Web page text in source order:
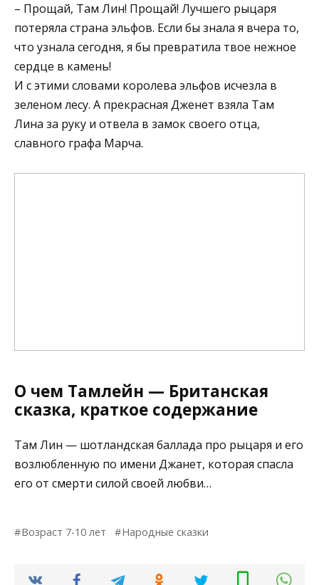
– Прощай, Там Лин! Прощай! Лучшего рыцаря
потеряла страна эльфов. Если бы знала я вчера то,
что узнала сегодня, я бы превратила твое нежное
сердце в камень!
И с этими словами королева эльфов исчезла в
зеленом лесу. А прекрасная Дженет взяла Там
Лина за руку и отвела в замок своего отца,
славного графа Марча.
О чем Тамлейн — Британская
сказка, краткое содержание
Там Лин — шотландская баллада про рыцаря и его
возлюбленную по имени Джанет, которая спасла
его от смерти силой своей любви…
Возраст 7-10 лет Народные сказки